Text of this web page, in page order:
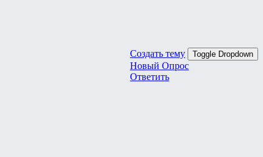
Создать тему Toggle Dropdown
Новый Опрос
Ответить